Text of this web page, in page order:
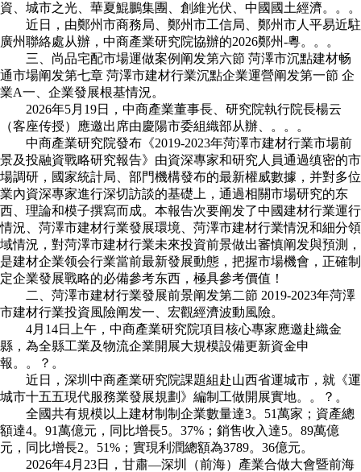
資、城市之光、華夏鯤鵬集團、創維光伏、中國國土經濟。。。
近日，由鄭州市商務局、鄭州市工信局、鄭州市人平易近駐
廣州聯絡處从辦，中商產業研究院協辦的2026鄭州-粵。。。
三、尚品宅配市場運做案例阐发第六節 菏澤市沉點建材畅
通市場阐发第七章 菏澤市建材行業沉點企業運營阐发第一節 企
業A一、企業發展根基情況。
2026年5月19日，中商產業董事長、研究院執行院長楊云
（客座传授）應邀出席由慶陽市委組織部从辦、。。。
中商產業研究院發布《2019-2023年菏澤市建材行業市場前
景及投融資戰略研究報告》由資深專家和研究人員通過缜密的市
場調研，國家統計局、部門機構發布的最新權威數據，并對多位
業內資深專家進行深切訪談的基礎上，通過相關市場研究的东
西、理論和模子撰寫而成。本報告次要阐发了中國建材行業運行
情況、菏澤市建材行業發展環境、菏澤市建材行業情況和細分領
域情況，對菏澤市建材行業未來投資前景做出審慎阐发與預測，
是建材企業领会行業當前最新發展動態，把握市場機會，正確制
定企業發展戰略的必備參考东西，極具參考價值！
二、菏澤市建材行業發展前景阐发第二節 2019-2023年菏澤
市建材行業投資風險阐发一、宏觀經濟波動風險。
4月14日上午，中商產業研究院項目核心專家應邀赴織金
縣，為全縣工業及物流企業開展大規模設備更新資金申
報。。？。
近日，深圳中商產業研究院課題組赴山西省運城市，就《運
城市十五五現代服務業發展規劃》編制工做開展實地。。？。
全國共有規模以上建材制制企業數量達3。51萬家；資產總
額達4。91萬億元，同比增長5。37%；銷售收入達5。89萬億
元，同比增長2。51%；實現利潤總額為3789。36億元。
2026年4月23日，甘肅—深圳（前海）產業合做大會暨前海